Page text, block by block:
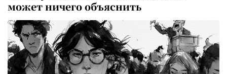
может ничего объяснить